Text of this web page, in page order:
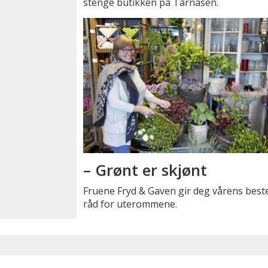
– Grønt er skjønt
Fruene Fryd & Gaven gir deg vårens
råd for uterommene.